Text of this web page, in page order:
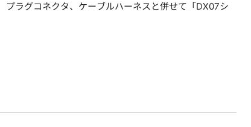
ラグコネクタ、ケーブルハーネスと併せて「DX07シ